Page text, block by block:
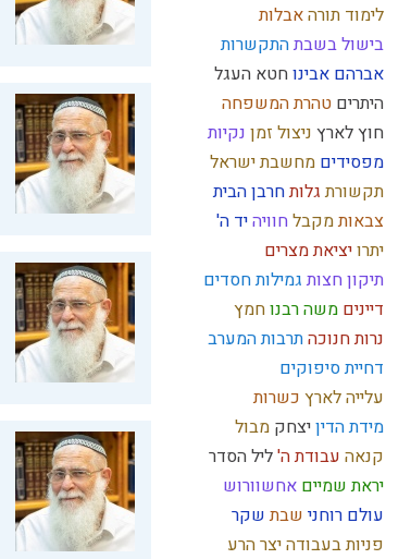
לימוד תורהאבלות
בישול בשבתהתקשרות
אברהם אבינוחטא העגל
היתרים טהרת המשפחה
חוץ לארץ ניצול זמן נקיות
מפסידים מחשבת ישראל
תקשורתגלותחרבן הבית
צבאותמקבל חוויהיד ה'
יתרויציאת מצרים
תיקון חצות גמילות חסדים
דיינים משה רבנוחמץ
נרות חנוכהתרבות המערב
דחיית סיפוקים
עלייה לארץ כשרות
מידת הדיןיצחק מבול
קנאה עבודת ה'ליל הסדר
יראת שמיים אחשוורוש
עולם רוחני שבתשקר
פניות בעבודהיצר הרע